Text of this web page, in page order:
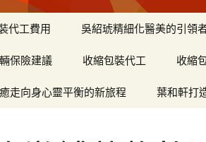
代工費用 吳紹琥精細化醫美的引領
保險建議 收縮包裝代工 收縮
走向身心靈平衡的新旅程 葉和軒打